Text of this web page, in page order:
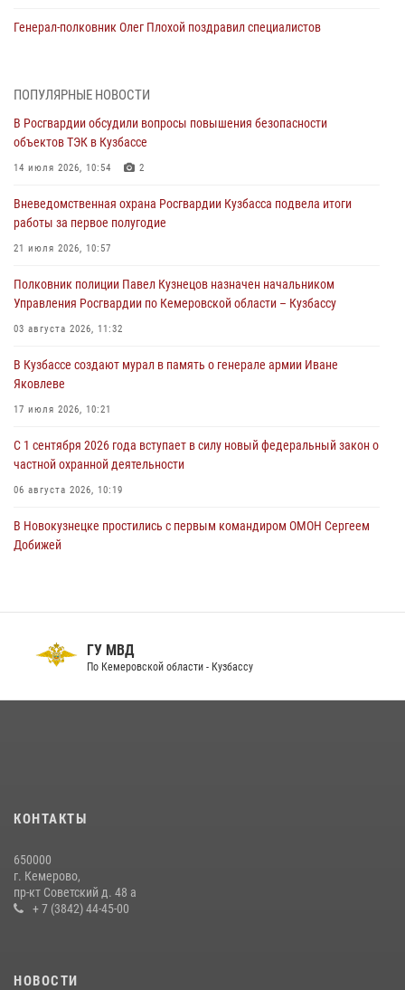
Генерал-полковник Олег Плохой поздравил специалистов
07 августа 2026, 05:32
С 1 сентября 2026 года вступает в силу новый федеральный закон о
частной охранной деятельности
06 августа 2026, 10:19
Росгвардейцы задержали предполагаемого виновника причинения
ножевого ранения кемеровчанину
06 августа 2026, 09:18
Росгвардейцы задержали мужчину, повредившего имущество
горожанки
06 августа 2026, 08:17
Росгвардейцы пресекли противоправные действия и защитили
новокузнечанку от агрессивного знакомого
06 августа 2026, 07:16
ПОПУЛЯРНЫЕ НОВОСТИ
В Росгвардии обсудили вопросы повышения безопасности
объектов ТЭК в Кузбассе
14 июля 2026, 10:54 2
Вневедомственная охрана Росгвардии Кузбасса подвела итоги
работы за первое полугодие
21 июля 2026, 10:57
Полковник полиции Павел Кузнецов назначен начальником
Управления Росгвардии по Кемеровской области – Кузбассу
03 августа 2026, 11:32
В Кузбассе создают мурал в память о генерале армии Иване
Яковлеве
17 июля 2026, 10:21
С 1 сентября 2026 года вступает в силу новый федеральный закон о
частной охранной деятельности
06 августа 2026, 10:19
В Новокузнецке простились с первым командиром ОМОН Сергеем
Добижей
14 июля 2026, 08:52
20 июля 2026, 10:54
с покупками
20 июля 2026, 08:52
ГУ МВД
По Кемеровской области - Кузбассу
КОНТАКТЫ
650000
г. Кемерово,
пр-кт Советский д. 48 а
+ 7 (3842) 44-45-00
НОВОСТИ